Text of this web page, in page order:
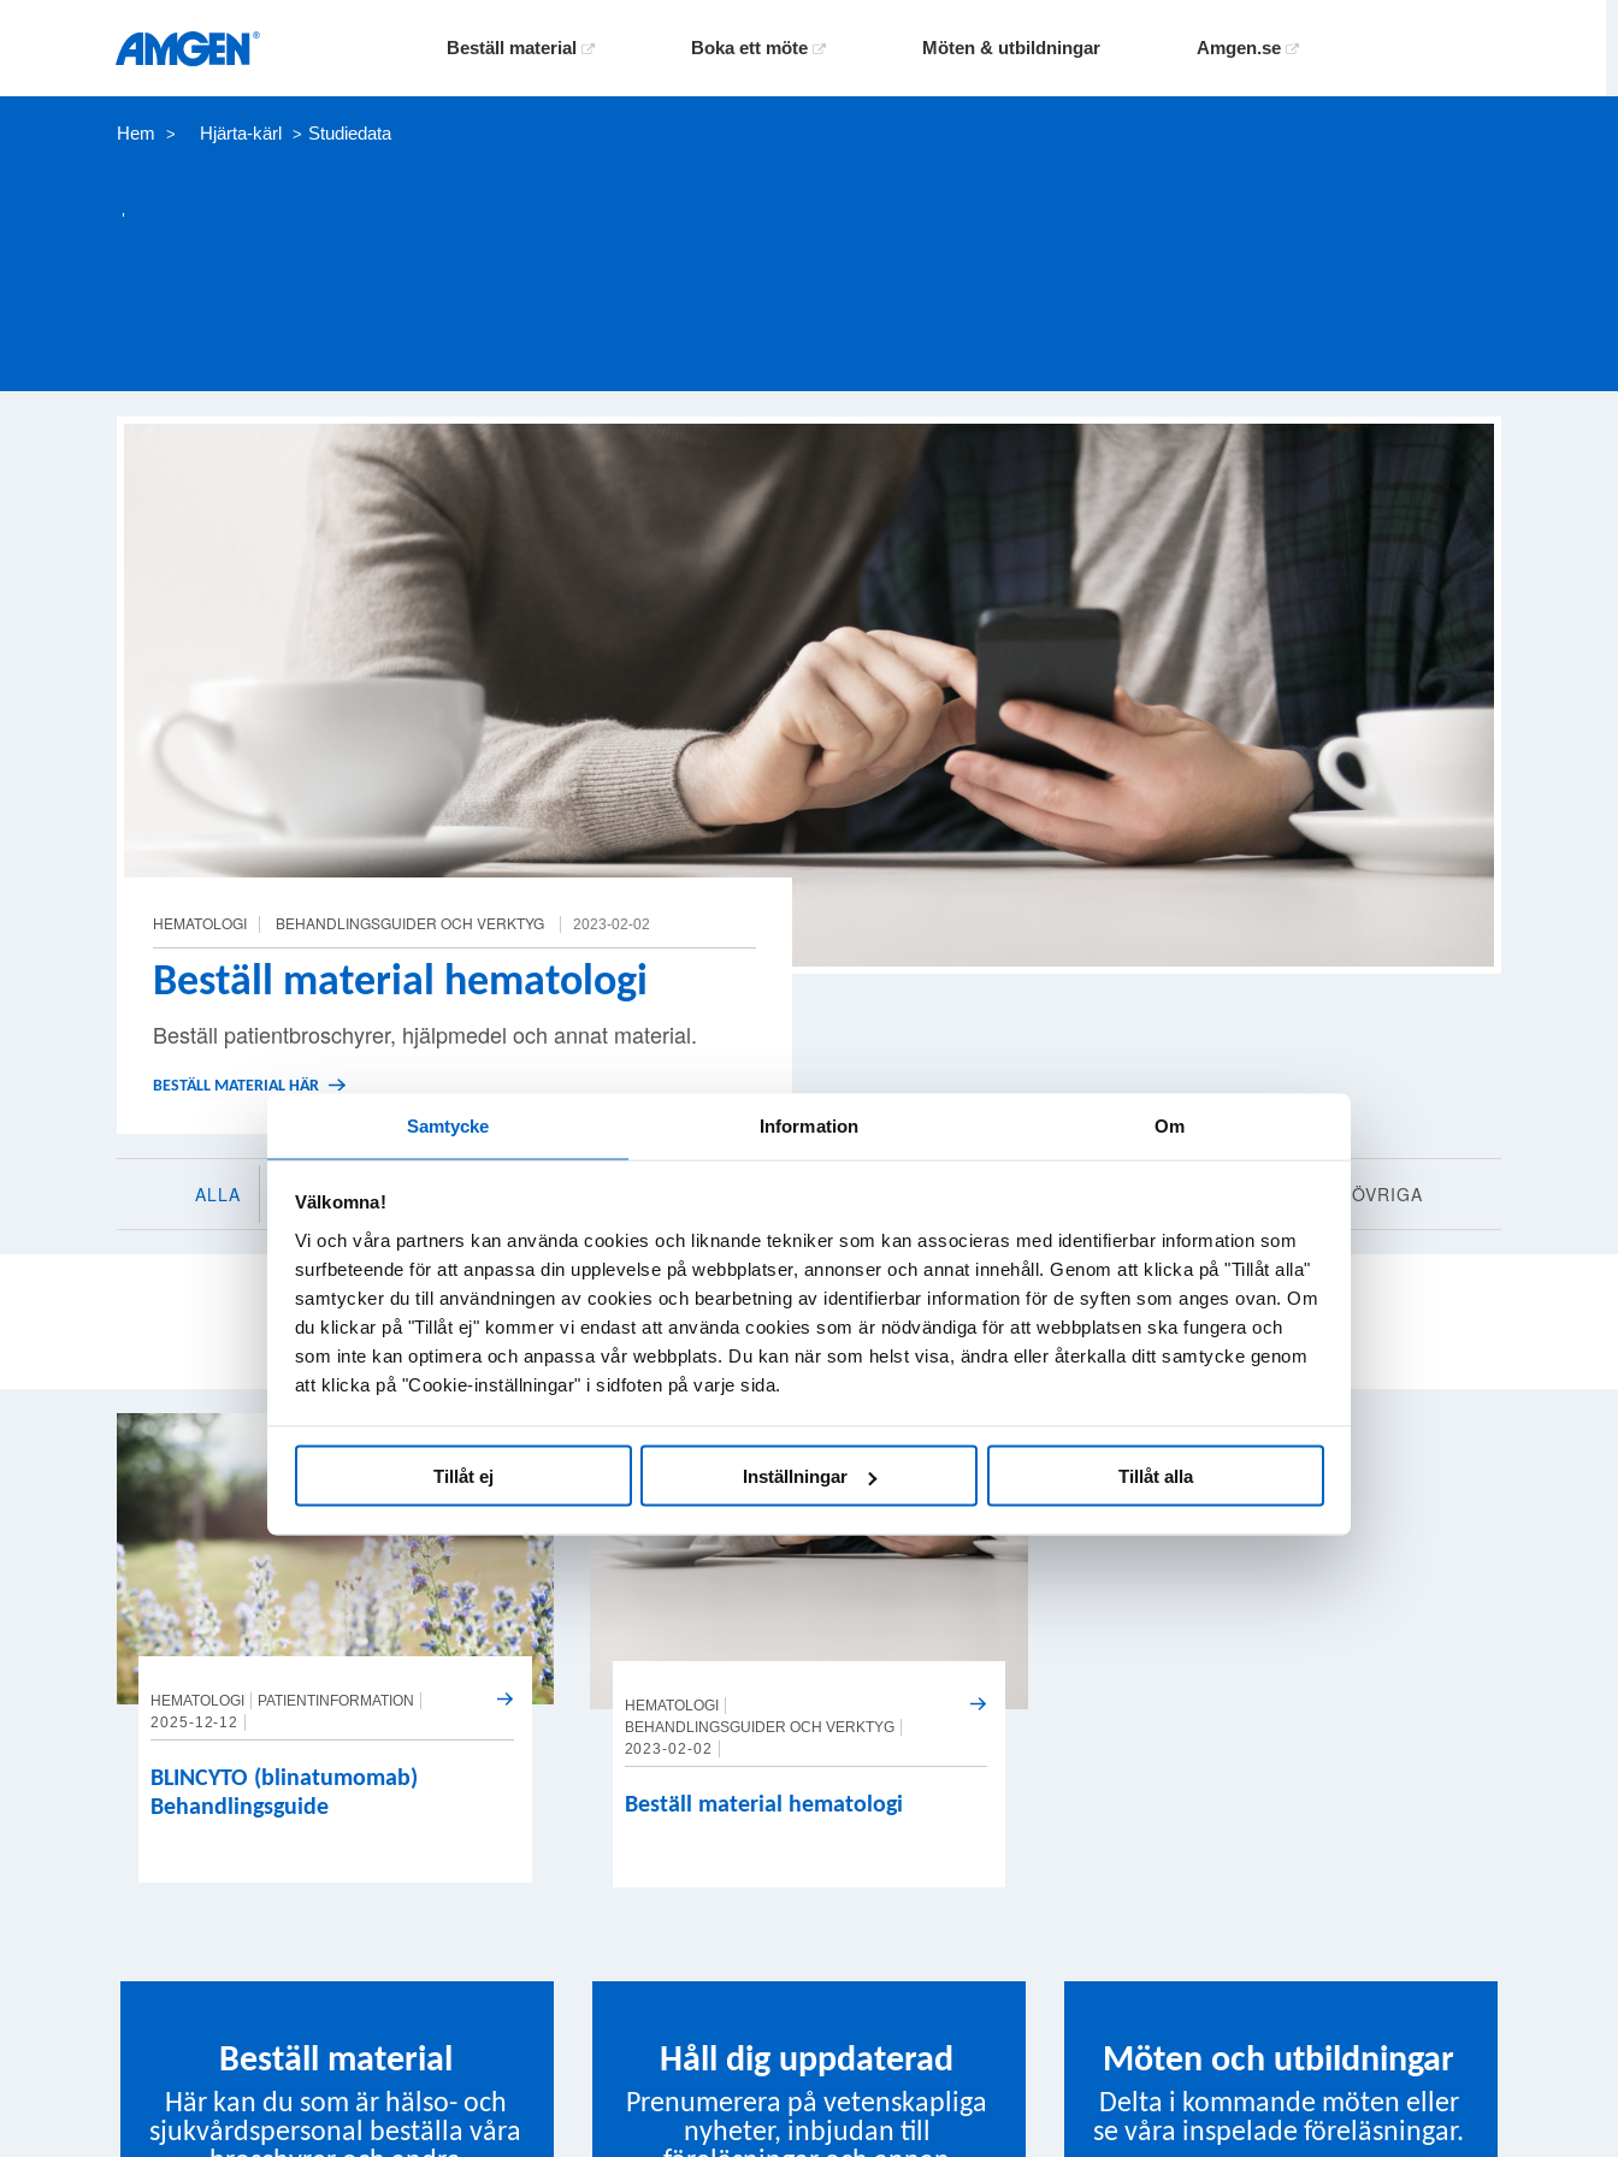
Samtycke Information Om
Välkomna!
Vi och våra partners kan använda cookies och liknande tekniker som kan associeras med identifierbar information som
surfbeteende för att anpassa din upplevelse på webbplatser, annonser och annat innehåll. Genom att klicka på "Tillåt alla"
samtycker du till användningen av cookies och bearbetning av identifierbar information för de syften som anges ovan. Om
du klickar på "Tillåt ej" kommer vi endast att använda cookies som är nödvändiga för att webbplatsen ska fungera och
som inte kan optimera och anpassa vår webbplats. Du kan när som helst visa, ändra eller återkalla ditt samtycke genom
att klicka på "Cookie-inställningar" i sidfoten på varje sida.
Tillåt ej Inställningar Tillåt alla
Beställ material Boka ett möte Möten & utbildningar Amgen.se
Hem > Hjärta-kärl > Studiedata
HEMATOLOGI BEHANDLINGSGUIDER OCH VERKTYG 2023-02-02
Beställ material hematologi
Beställ patientbroschyrer, hjälpmedel och annat material.
BESTÄLL MATERIAL HÄR
ALLA HEMATOLOGI ÖVRIGA
▼ ▼ VISA RESULTAT RENSA
HEMATOLOGI
PATIENTINFORMATION
2025-12-12
BLINCYTO (blinatumomab)
Behandlingsguide
HEMATOLOGI
BEHANDLINGSGUIDER OCH VERKTYG
2023-02-02
Beställ material hematologi
Beställ material
Här kan du som är hälso- och
sjukvårdspersonal beställa våra
Håll dig uppdaterad
Prenumerera på vetenskapliga
nyheter, inbjudan till
Möten och utbildningar
Delta i kommande möten eller
se våra inspelade föreläsningar.